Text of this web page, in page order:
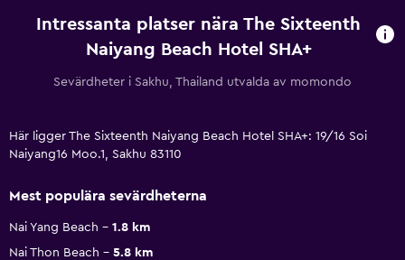
Intressanta platser nära The Sixteenth
Naiyang Beach Hotel SHA+
Sevärdheter i Sakhu, Thailand utvalda av momondo
Här ligger The Sixteenth Naiyang Beach Hotel SHA+: 19/16 Soi
Naiyang16 Moo.1, Sakhu 83110
Mest populära sevärdheterna
Nai Yang Beach
1.8 km
Nai Thon Beach
5.8 km